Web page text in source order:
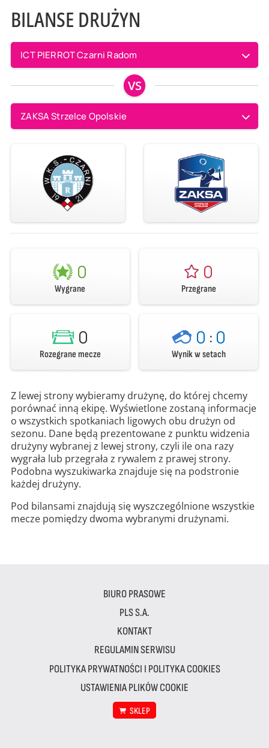
BILANSE DRUŻYN
ICT PIERROT Czarni Radom
VS
ZAKSA Strzelce Opolskie
0
Wygrane
0
Przegrane
0
Rozegrane mecze
0 : 0
Wynik w setach
Z lewej strony wybieramy drużynę, do której chcemy
porównać inną ekipę. Wyświetlone zostaną informacje
o wszystkich spotkaniach ligowych obu drużyn od
sezonu. Dane będą prezentowane z punktu widzenia
drużyny wybranej z lewej strony, czyli ile ona razy
wygrała lub przegrała z rywalem z prawej strony.
Podobna wyszukiwarka znajduje się na podstronie
każdej drużyny.
Pod bilansami znajdują się wyszczególnione wszystkie
mecze pomiędzy dwoma wybranymi drużynami.
BIURO PRASOWE
PLS S.A.
KONTAKT
REGULAMIN SERWISU
POLITYKA PRYWATNOŚCI I POLITYKA COOKIES
USTAWIENIA PLIKÓW COOKIE
SKLEP